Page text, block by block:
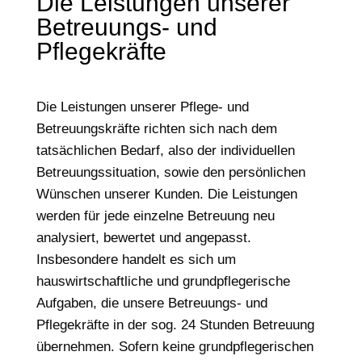
Betreuungs- und
Pflegekräfte
Die Leistungen unserer Pflege- und
Betreuungskräfte richten sich nach dem
tatsächlichen Bedarf, also der individuellen
Betreuungssituation, sowie den persönlichen
Wünschen unserer Kunden. Die Leistungen
werden für jede einzelne Betreuung neu
analysiert, bewertet und angepasst.
Insbesondere handelt es sich um
hauswirtschaftliche und grundpflegerische
Aufgaben, die unsere Betreuungs- und
Pflegekräfte in der sog. 24 Stunden Betreuung
übernehmen. Sofern keine grundpflegerischen